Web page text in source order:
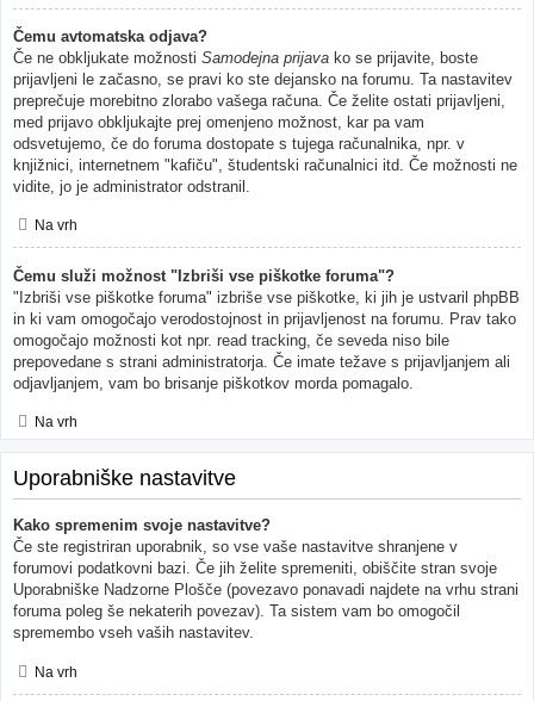
Čemu avtomatska odjava?
Če ne obkljukate možnosti Samodejna prijava ko se prijavite, boste
prijavljeni le začasno, se pravi ko ste dejansko na forumu. Ta nastavitev
preprečuje morebitno zlorabo vašega računa. Če želite ostati prijavljeni,
med prijavo obkljukajte prej omenjeno možnost, kar pa vam
odsvetujemo, če do foruma dostopate s tujega računalnika, npr. v
knjižnici, internetnem "kafiču", študentski računalnici itd. Če možnosti ne
vidite, jo je administrator odstranil.
Na vrh
Čemu služi možnost "Izbriši vse piškotke foruma"?
"Izbriši vse piškotke foruma" izbriše vse piškotke, ki jih je ustvaril phpBB
in ki vam omogočajo verodostojnost in prijavljenost na forumu. Prav tako
omogočajo možnosti kot npr. read tracking, če seveda niso bile
prepovedane s strani administratorja. Če imate težave s prijavljanjem ali
odjavljanjem, vam bo brisanje piškotkov morda pomagalo.
Na vrh
Uporabniške nastavitve
Kako spremenim svoje nastavitve?
Če ste registriran uporabnik, so vse vaše nastavitve shranjene v
forumovi podatkovni bazi. Če jih želite spremeniti, obiščite stran svoje
Uporabniške Nadzorne Plošče (povezavo ponavadi najdete na vrhu strani
foruma poleg še nekaterih povezav). Ta sistem vam bo omogočil
spremembo vseh vaših nastavitev.
Na vrh